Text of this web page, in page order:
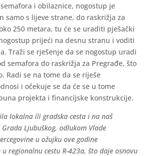
i obilaznice, nogostup je
samo s lijeve strane, do raskrižja za
250 metara, tu će se uraditi pješački
prijeći na desnu stranu i voditi
Traži se rješenje da se nogostup uradi
semafora do raskrižja za Pregrađe, što
Radi se na tome da se riješe
i očekuje se da će se u tome
projekta i financijske konstrukcije.
lokalna ili gradska cesta i na naš
Ljubuškog, odlukom Vlade
u ožujku ove godine
regionalnu cestu R-423a, što daje osnovu